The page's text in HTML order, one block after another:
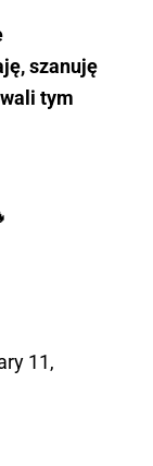
szanuję
tym
11,